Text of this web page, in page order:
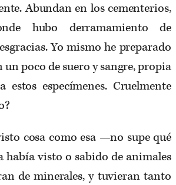
Abundan en los cementerios,
hubo derramamiento de
Yo mismo he preparado
un poco de suero y sangre, propia
estos especímenes. Cruelmente
cosa como esa —no supe qué
había visto o sabido de animales
de minerales, y tuvieran tanto